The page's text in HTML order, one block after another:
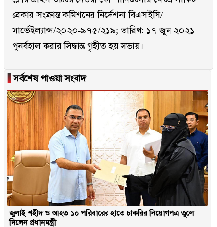
ব্রেকার সংক্রান্ত কমিশনের নির্দেশনা বিএসইসি/
সার্ভেইল্যান্স/২০২০-৯৭৫/২১৯; তারিখ: ১৭ জুন ২০২১
পুনর্বহাল করার সিদ্ধান্ত গৃহীত হয় সভায়।
▐সর্বশেষ পাওয়া সংবাদ
জুলাই শহীদ ও আহত ১০ পরিবারের হাতে চাকরির নিয়োগপত্র তুলে
দিলেন প্রধানমন্ত্রী